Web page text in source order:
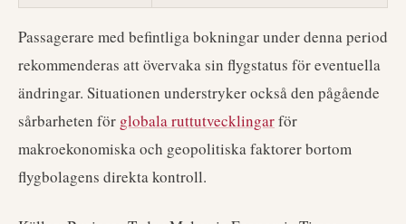
Passagerare med befintliga bokningar under denna period
rekommenderas att övervaka sin flygstatus för eventuella
ändringar. Situationen understryker också den pågående
sårbarheten för globala ruttutvecklingarför
makroekonomiska och geopolitiska faktorer bortom
flygbolagens direkta kontroll.